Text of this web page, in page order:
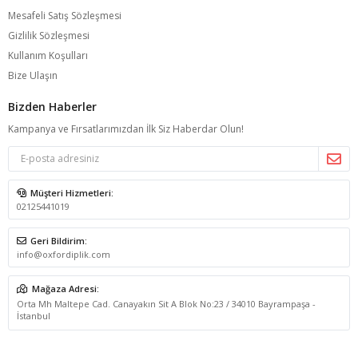
Mesafeli Satış Sözleşmesi
Gizlilik Sözleşmesi
Kullanım Koşulları
Bize Ulaşın
Bizden Haberler
Kampanya ve Fırsatlarımızdan İlk Siz Haberdar Olun!
Müşteri Hizmetleri:
02125441019
Geri Bildirim:
info@oxfordiplik.com
Mağaza Adresi:
Orta Mh Maltepe Cad. Canayakın Sit A Blok No:23 / 34010 Bayrampaşa -
İstanbul